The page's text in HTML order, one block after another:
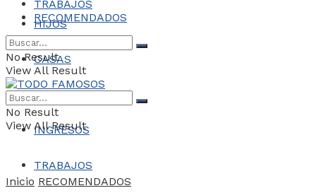
HIJOS
CASAS
COCHES
INGRESOS
TRABAJOS
TRABAJOS
RECOMENDADOS
No Result
View All Result
No Result
View All Result
Inicio RECOMENDADOS